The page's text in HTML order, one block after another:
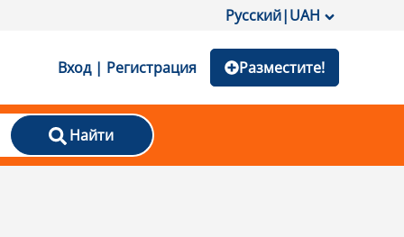
Русский|UAH
Вход | Регистрация Разместите!
Найти